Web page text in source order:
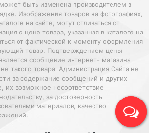
может быть изменена производителем в
Изображения товаров на фотографиях,
на сайте, могут отличаться от
о цене товара, указанная в каталоге на
от фактической к моменту оформления
товар. Подтверждением цены
сообщение интернет- магазина
такого товара. Администрация Сайта не
за содержание сообщений и других
их возможное несоответствие
за достоверность
материалов, качество